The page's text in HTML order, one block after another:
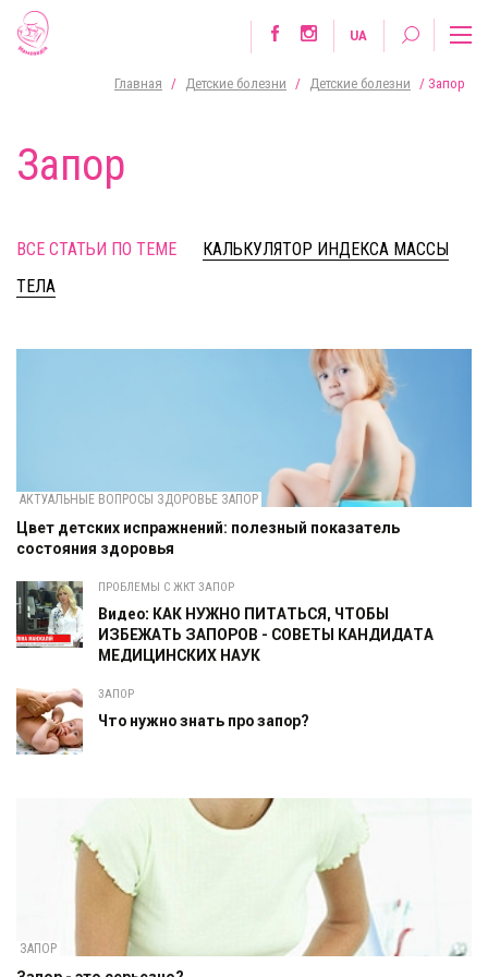
UA
Главная / Детские болезни / Детские болезни / Запор
Запор
ВСЕ СТАТЬИ ПО ТЕМЕ
КАЛЬКУЛЯТОР ИНДЕКСА МАССЫ
ТЕЛА
АКТУАЛЬНЫЕ ВОПРОСЫ ЗДОРОВЬЕ ЗАПОР
Цвет детских испражнений: полезный показатель
состояния здоровья
ПРОБЛЕМЫ С ЖКТ ЗАПОР
Видео: КАК НУЖНО ПИТАТЬСЯ, ЧТОБЫ
ИЗБЕЖАТЬ ЗАПОРОВ - СОВЕТЫ КАНДИДАТА
МЕДИЦИНСКИХ НАУК
ЗАПОР
Что нужно знать про запор?
ЗАПОР